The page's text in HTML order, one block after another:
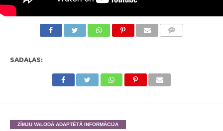
SADAĻAS:
ZĪMJU VALODĀ ADAPTĒTĀ INFORMĀCIJA